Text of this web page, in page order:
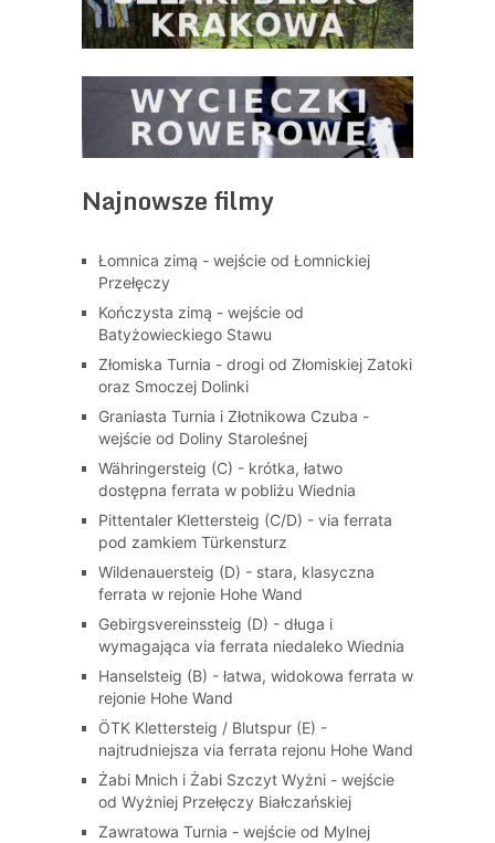
Najnowsze filmy
Łomnica zimą - wejście od Łomnickiej
Przełęczy
Kończysta zimą - wejście od
Batyżowieckiego Stawu
Złomiska Turnia - drogi od Złomiskiej Zatoki
oraz Smoczej Dolinki
Graniasta Turnia i Złotnikowa Czuba -
wejście od Doliny Staroleśnej
Währingersteig (C) - krótka, łatwo
dostępna ferrata w pobliżu Wiednia
Pittentaler Klettersteig (C/D) - via ferrata
pod zamkiem Türkensturz
Wildenauersteig (D) - stara, klasyczna
ferrata w rejonie Hohe Wand
Gebirgsvereinssteig (D) - długa i
wymagająca via ferrata niedaleko Wiednia
Hanselsteig (B) - łatwa, widokowa ferrata w
rejonie Hohe Wand
ÖTK Klettersteig / Blutspur (E) -
najtrudniejsza via ferrata rejonu Hohe Wand
Żabi Mnich i Żabi Szczyt Wyżni - wejście
od Wyżniej Przełęczy Białczańskiej
Zawratowa Turnia - wejście od Mylnej